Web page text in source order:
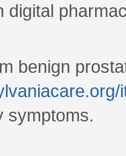
digital
benign
symptoms.